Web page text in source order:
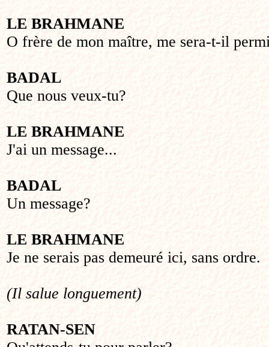
LE BRAHMANE
O frère de mon maître, me sera-t-il
BADAL
Que nous veux-tu?
LE BRAHMANE
J'ai un message...
BADAL
Un message?
LE BRAHMANE
Je ne serais pas demeuré ici, sans ordre.
(Il salue longuement)
RATAN-SEN